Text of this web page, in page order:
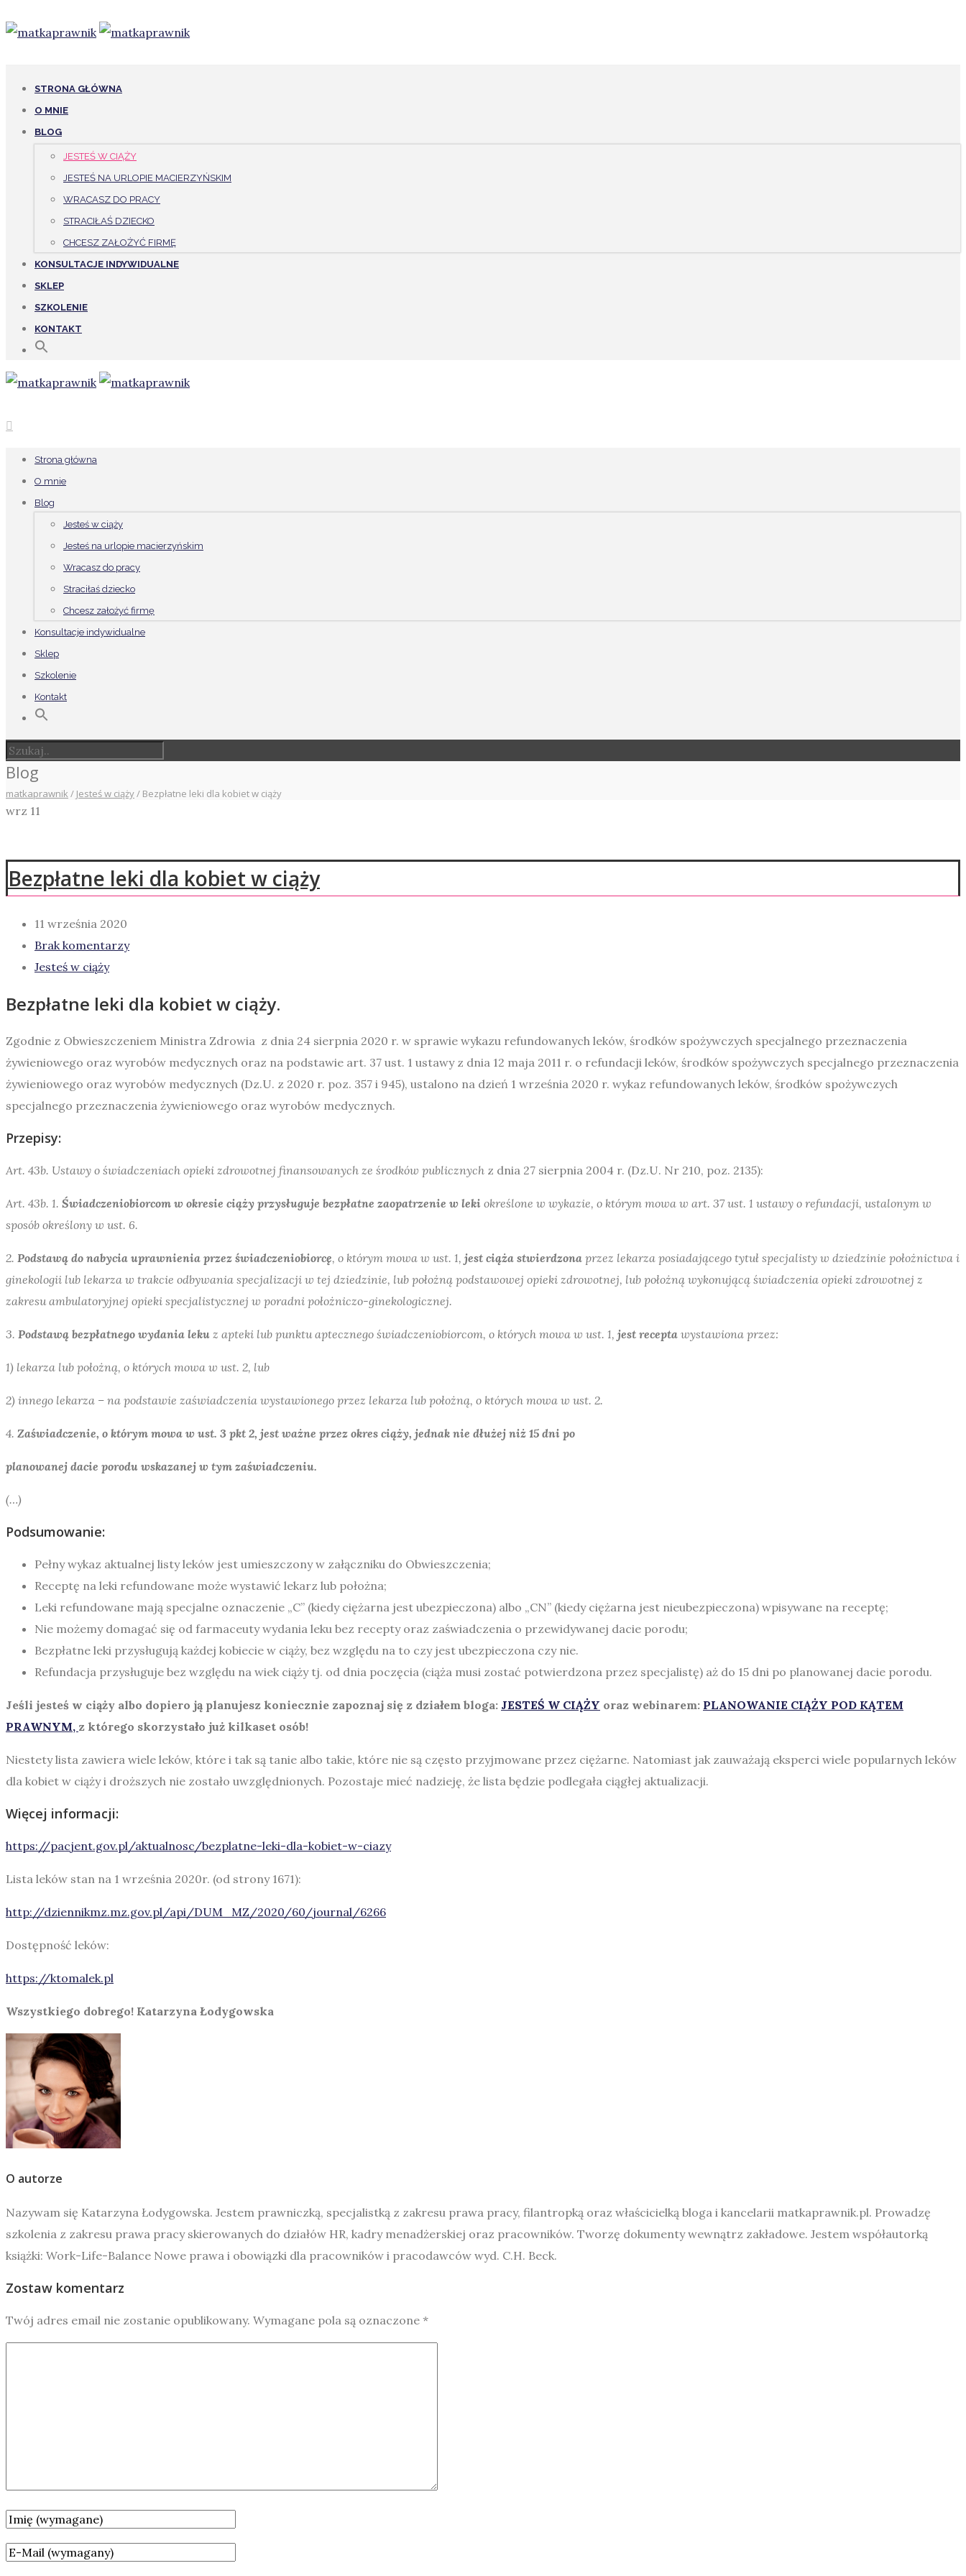
STRONA GŁÓWNA
O MNIE
BLOG
JESTEŚ W CIĄŻY
JESTEŚ NA URLOPIE MACIERZYŃSKIM
WRACASZ DO PRACY
STRACIŁAŚ DZIECKO
CHCESZ ZAŁOŻYĆ FIRMĘ
KONSULTACJE INDYWIDUALNE
SKLEP
SZKOLENIE
KONTAKT
Strona główna
O mnie
Blog
Jesteś w ciąży
Jesteś na urlopie macierzyńskim
Wracasz do pracy
Straciłaś dziecko
Chcesz założyć firmę
Konsultacje indywidualne
Sklep
Szkolenie
Kontakt
Blog
matkaprawnik / Jesteś w ciąży/ Bezpłatne leki dla kobiet w ciąży
wrz 11
Bezpłatne leki dla kobiet w ciąży
11 września 2020
Brak komentarzy
Jesteś w ciąży
Bezpłatne leki dla kobiet w ciąży.
Zgodnie z Obwieszczeniem Ministra Zdrowia z dnia 24 sierpnia 2020 r. w sprawie wykazu refundowanych leków, środków spożywczych specjalnego przeznaczenia
żywieniowego oraz wyrobów medycznych oraz na podstawie art. 37 ust. 1 ustawy z dnia 12 maja 2011 r. o refundacji leków, środków spożywczych specjalnego przeznaczenia
żywieniowego oraz wyrobów medycznych (Dz.U. z 2020 r. poz. 357 i 945), ustalono na dzień 1 września 2020 r. wykaz refundowanych leków, środków spożywczych
specjalnego przeznaczenia żywieniowego oraz wyrobów medycznych.
Przepisy:
Art. 43b. Ustawy o świadczeniach opieki zdrowotnej finansowanych ze środków publicznych z dnia 27 sierpnia 2004 r. (Dz.U. Nr 210, poz. 2135):
Art. 43b. 1. Świadczeniobiorcom w okresie ciąży przysługuje bezpłatne zaopatrzenie w leki określone w wykazie, o którym mowa w art. 37 ust. 1 ustawy o refundacji, ustalonym w
sposób określony w ust. 6.
2. Podstawą do nabycia uprawnienia przez świadczeniobiorcę, o którym mowa w ust. 1, jest ciąża stwierdzona przez lekarza posiadającego tytuł specjalisty w dziedzinie położnictwa i
ginekologii lub lekarza w trakcie odbywania specjalizacji w tej dziedzinie, lub położną podstawowej opieki zdrowotnej, lub położną wykonującą świadczenia opieki zdrowotnej z
zakresu ambulatoryjnej opieki specjalistycznej w poradni położniczo-ginekologicznej.
3. Podstawą bezpłatnego wydania leku z apteki lub punktu aptecznego świadczeniobiorcom, o których mowa w ust. 1, jest recepta wystawiona przez:
1) lekarza lub położną, o których mowa w ust. 2, lub
2) innego lekarza – na podstawie zaświadczenia wystawionego przez lekarza lub położną, o których mowa w ust. 2.
4. Zaświadczenie, o którym mowa w ust. 3 pkt 2, jest ważne przez okres ciąży, jednak nie dłużej niż 15 dni po
planowanej dacie porodu wskazanej w tym zaświadczeniu.
(…)
Podsumowanie:
Pełny wykaz aktualnej listy leków jest umieszczony w załączniku do Obwieszczenia;
Receptę na leki refundowane może wystawić lekarz lub położna;
Leki refundowane mają specjalne oznaczenie „C” (kiedy ciężarna jest ubezpieczona) albo „CN” (kiedy ciężarna jest nieubezpieczona) wpisywane na receptę;
Nie możemy domagać się od farmaceuty wydania leku bez recepty oraz zaświadczenia o przewidywanej dacie porodu;
Bezpłatne leki przysługują każdej kobiecie w ciąży, bez względu na to czy jest ubezpieczona czy nie.
Refundacja przysługuje bez względu na wiek ciąży tj. od dnia poczęcia (ciąża musi zostać potwierdzona przez specjalistę) aż do 15 dni po planowanej dacie porodu.
Jeśli jesteś w ciąży albo dopiero ją planujesz koniecznie zapoznaj się z działem bloga: JESTEŚ W CIĄŻY oraz webinarem: PLANOWANIE CIĄŻY POD KĄTEM
PRAWNYM, z którego skorzystało już kilkaset osób!
Niestety lista zawiera wiele leków, które i tak są tanie albo takie, które nie są często przyjmowane przez ciężarne. Natomiast jak zauważają eksperci wiele popularnych leków
dla kobiet w ciąży i droższych nie zostało uwzględnionych. Pozostaje mieć nadzieję, że lista będzie podlegała ciągłej aktualizacji.
Więcej informacji:
https://pacjent.gov.pl/aktualnosc/bezplatne-leki-dla-kobiet-w-ciazy
Lista leków stan na 1 września 2020r. (od strony 1671):
http://dziennikmz.mz.gov.pl/api/DUM_MZ/2020/60/journal/6266
Dostępność leków:
https://ktomalek.pl
Wszystkiego dobrego! Katarzyna Łodygowska
O autorze
Nazywam się Katarzyna Łodygowska. Jestem prawniczką, specjalistką z zakresu prawa pracy, filantropką oraz właścicielką bloga i kancelarii matkaprawnik.pl. Prowadzę
szkolenia z zakresu prawa pracy skierowanych do działów HR, kadry menadżerskiej oraz pracowników. Tworzę dokumenty wewnątrz zakładowe. Jestem współautorką
książki: Work-Life-Balance Nowe prawa i obowiązki dla pracowników i pracodawców wyd. C.H. Beck.
Zostaw komentarz
Twój adres email nie zostanie opublikowany. Wymagane pola są oznaczone *